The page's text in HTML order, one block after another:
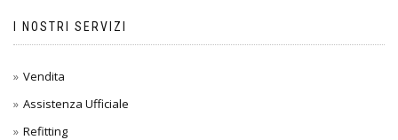
I NOSTRI SERVIZI
Vendita
Assistenza Ufficiale
Refitting